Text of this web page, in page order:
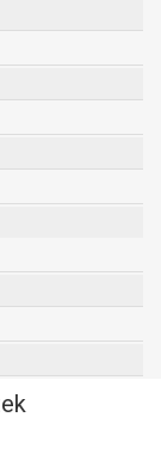
osoba,
ich do
przesłanki:
się na
z osobą,
podstawie